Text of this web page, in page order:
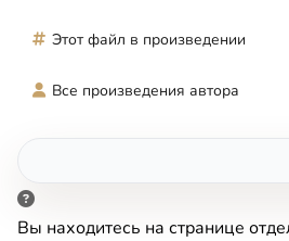
Этот файл в произведении
Все произведения автора
Вы находитесь на странице